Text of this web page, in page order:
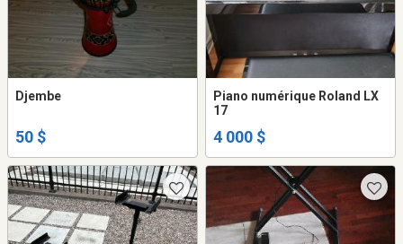
Djembe
50 $
Piano numérique Roland LX
17
4 000 $